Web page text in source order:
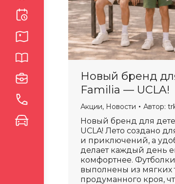
Новый бренд
Familia — UCLA!
Акции, Новости Автор:
Новый бренд для
UCLA! Лето создано
и приключений, а
делает каждый день
комфортнее.
выполнены из мягких
продуманного кроя,